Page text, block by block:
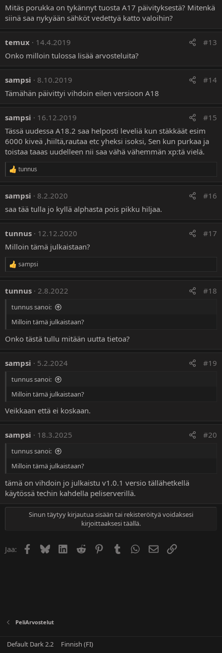
i
o
Mitäs porukka on tykännyt tuosta A17 päivityksestä? Mitenkä
siinä saa nykyään sähköt vedettyä katto valoihin?
temux 14.4.2019
#13
Onko milloin tulossa lisää arvosteluita?
sampsi 8.10.2019
#14
Tämähän päivittyi vihdoin eilen versioon A18
sampsi 16.12.2019
#15
Tässä uudessa A18.2 saa helposti leveliä kun stäkkäät esim
6000 kiveä ,hiiltä,rautaa etc yheksi isoksi, Sen kun purkaa ja
toistaa taaas uudelleen nii saa vähä vähemmän xp:tä vielä.
R
k
i
:
tunnus
sampsi 8.2.2020
#16
saa tää tulla jo kyllä alphasta pois pikku hiljaa.
tunnus 12.12.2020
#17
Milloin tämä julkaistaan?
R
k
sampsi
tunnus 2.8.2022 #18
tunnus sanoi:
Milloin tämä julkaistaan?
Onko tästä tullu mitään uutta tietoa?
sampsi 5.2.2024 #19
tunnus sanoi:
Milloin tämä julkaistaan?
Veikkaan että ei koskaan.
sampsi 18.3.2025 #20
tunnus sanoi:
Milloin tämä julkaistaan?
tämä on vihdoin jo julkaistu v1.0.1 versio tällähetkellä
käytössä techin kahdella peliserverillä.
Sinun täytyy kirjautua sisään tai rekisteröityä voidaksesi
kirjoittaaksesi täällä.
Jaa: Facebook
BlueskyLinkedIn
Reddit PinterestTumblr WhatsApp
Sähköposti
Linkki
PeliArvostelut
Default Dark 2.2 Finnish (FI)